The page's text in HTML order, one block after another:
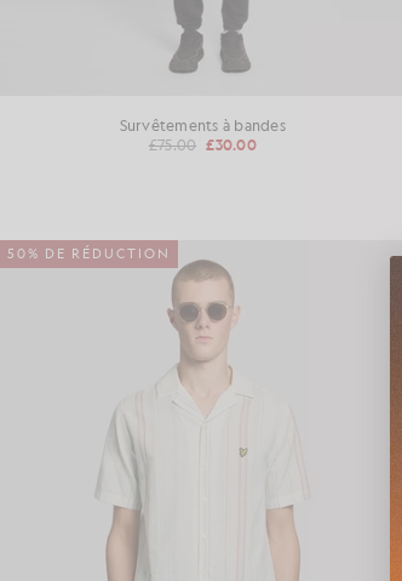
Survêtements à bandes
£75.00 £30.00
50% DE RÉDUCTION